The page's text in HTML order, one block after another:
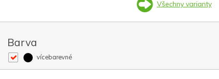
Všechny varianty
Barva
vícebarevné